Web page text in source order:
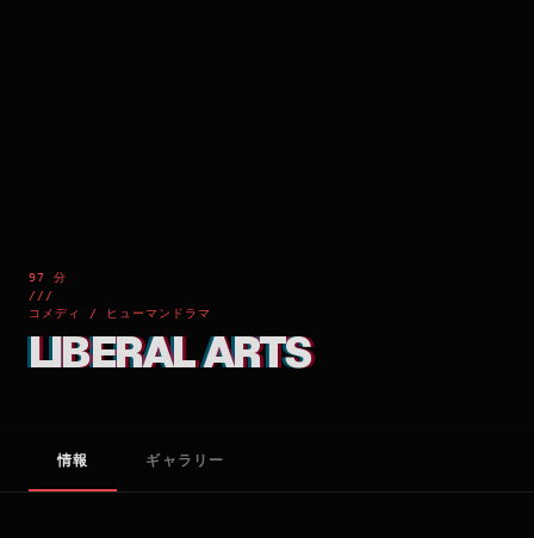
97 分
///
コメディ / ヒューマンドラマ
LIBERAL ARTS
情報 ギャラリー